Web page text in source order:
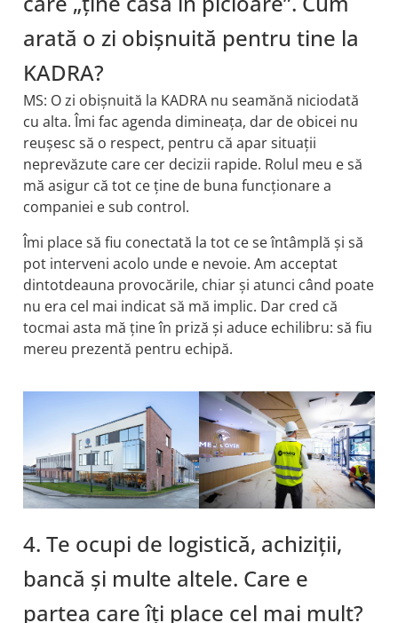
arată o zi obișnuită pentru tine la
KADRA?
MS: O zi obișnuită la KADRA nu seamănă niciodată
cu alta. Îmi fac agenda dimineața, dar de obicei nu
reușesc să o respect, pentru că apar situații
neprevăzute care cer decizii rapide. Rolul meu e să
mă asigur că tot ce ține de buna funcționare a
companiei e sub control.
Îmi place să fiu conectată la tot ce se întâmplă și să
pot interveni acolo unde e nevoie. Am acceptat
dintotdeauna provocările, chiar și atunci când poate
nu era cel mai indicat să mă implic. Dar cred că
tocmai asta mă ține în priză și aduce echilibru: să fiu
mereu prezentă pentru echipă.
4. Te ocupi de logistică, achiziții,
bancă și multe altele. Care e
partea care îți place cel mai mult?